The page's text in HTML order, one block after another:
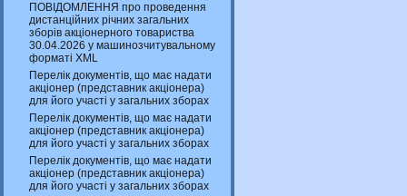
ПОВІДОМЛЕННЯ про проведення
дистанційних річних загальних
зборів акціонерного товариства
30.04.2026 у машинозчитувальному
форматі XML
Перелік документів, що має надати
акціонер (представник акціонера)
для його участі у загальних зборах
Перелік документів, що має надати
акціонер (представник акціонера)
для його участі у загальних зборах
Перелік документів, що має надати
акціонер (представник акціонера)
для його участі у загальних зборах